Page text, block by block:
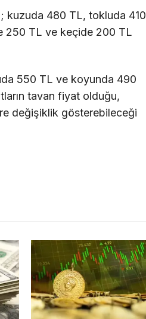
kuzuda 480 TL, tokluda 410
250 TL ve keçide 200 TL
550 TL ve koyunda 490
tavan fiyat olduğu,
değişiklik gösterebileceği